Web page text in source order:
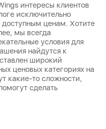
интересы клиентов
исключительно
доступным ценам. Хотите
мы всегда
условия для
найдутся к
широкий
ценовых категориях на
какие-то сложности,
сделать